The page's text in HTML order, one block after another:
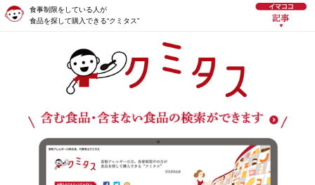
食事制限をしている人が
食品を探して購入できる“クミタス”